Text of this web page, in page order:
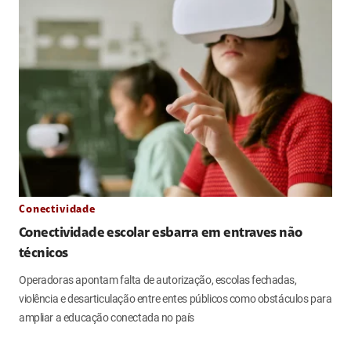
Conectividade
Conectividade escolar esbarra em entraves não
técnicos
Operadoras apontam falta de autorização, escolas fechadas,
violência e desarticulação entre entes públicos como obstáculos para
ampliar a educação conectada no país